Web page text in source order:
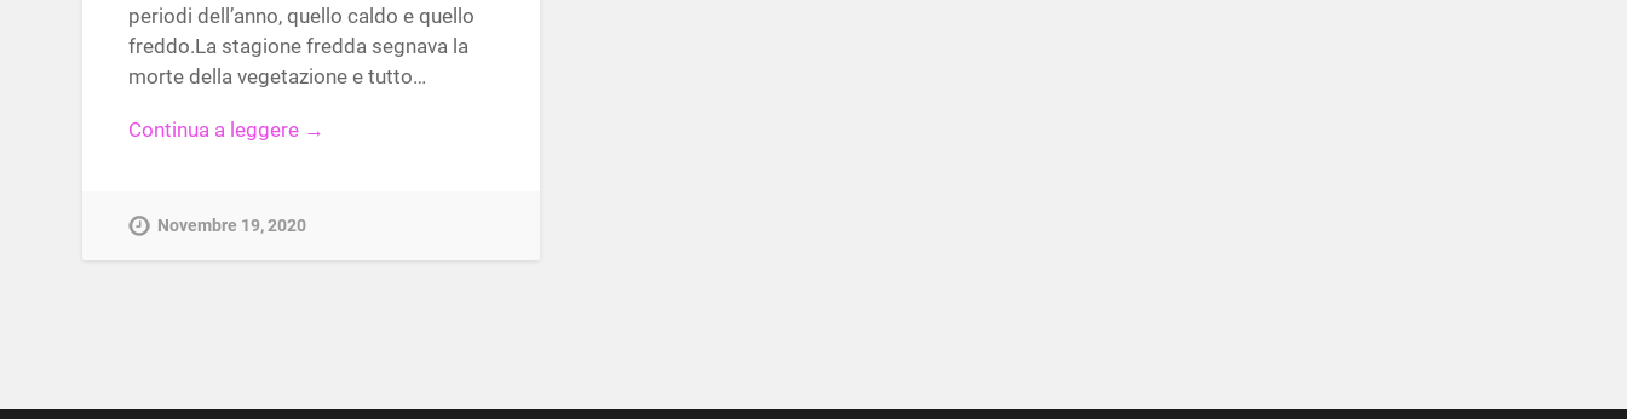
periodi dell’anno, quello caldo e quello
freddo.La stagione fredda segnava la
morte della vegetazione e tutto…
Continua a leggere →
Novembre 19, 2020